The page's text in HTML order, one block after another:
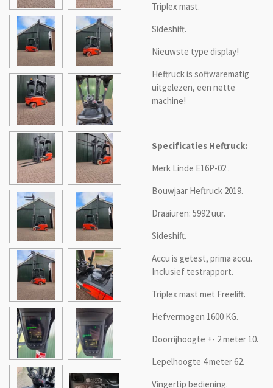
Triplex mast.
Sideshift.
Nieuwste type display!
Heftruck is softwarematig
uitgelezen, een nette
machine!
Specificaties Heftruck:
Merk Linde E16P-02 .
Bouwjaar Heftruck 2019.
Draaiuren: 5992 uur.
Sideshift.
Accu is getest, prima accu.
Inclusief testrapport.
Triplex mast met Freelift.
Hefvermogen 1600 KG.
Doorrijhoogte +- 2 meter 10.
Lepelhoogte 4 meter 62.
Vingertip bediening.